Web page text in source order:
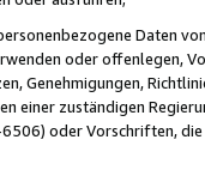
Daten
oder offenlegen,
Genehmigungen,
einer zuständigen
oder Vorschriften,